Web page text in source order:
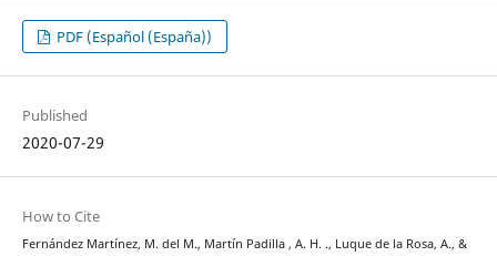
PDF (Español (España))
Published
2020-07-29
How to Cite
Fernández Martínez, M. del M., Martín Padilla , A. H. ., Luque de la Rosa, A., &